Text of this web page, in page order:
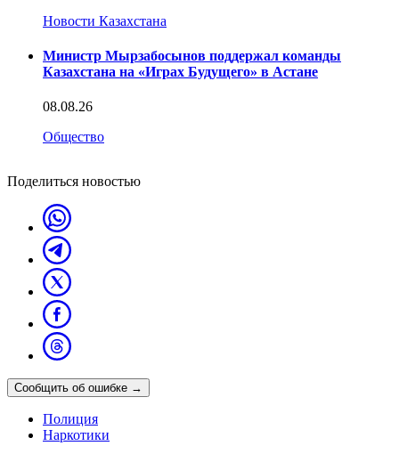
Новости Казахстана
Министр Мырзабосынов поддержал команды
Казахстана на «Играх Будущего» в Астане
08.08.26
Общество
Поделиться новостью
Сообщить об ошибке →
Полиция
Наркотики